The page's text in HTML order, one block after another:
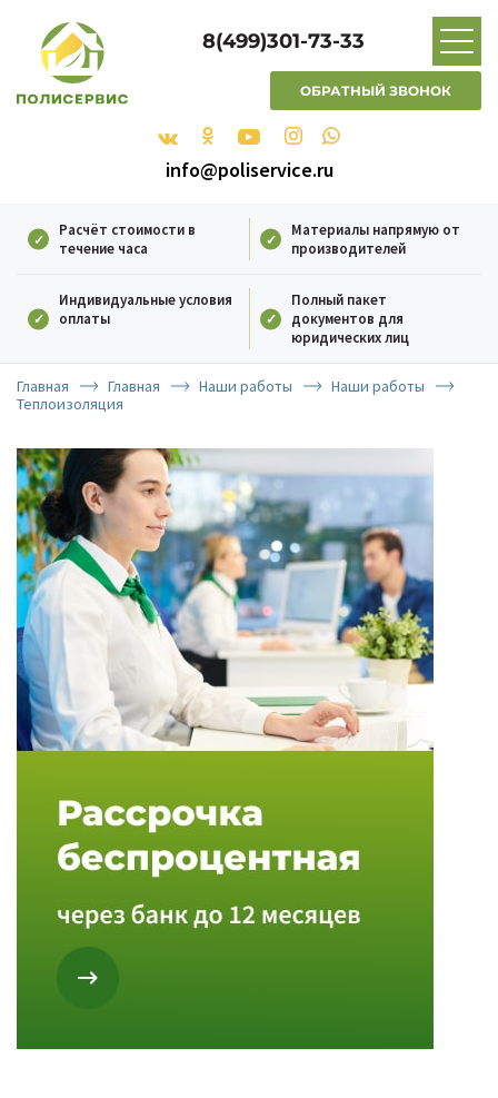
8(499)301-73-33
ОБРАТНЫЙ ЗВОНОК
info@poliservice.ru
Расчёт стоимости в
течение часа
Материалы напрямую от
производителей
Индивидуальные условия
оплаты
Полный пакет
документов для
юридических лиц
Главная Главная Наши работы
Наши работы
Теплоизоляция